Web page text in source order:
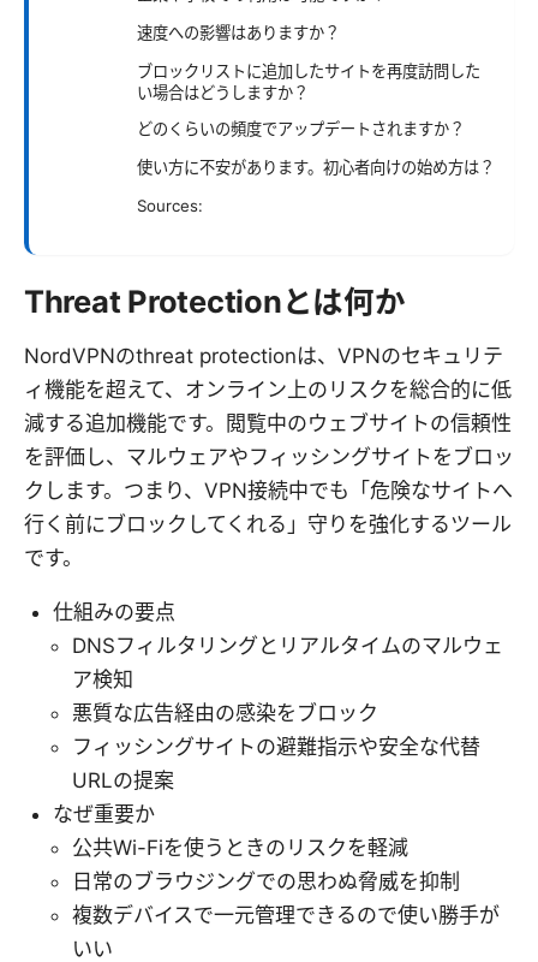
速度への影響はありますか？
ブロックリストに追加したサイトを再度訪問した
い場合はどうしますか？
どのくらいの頻度でアップデートされますか？
使い方に不安があります。初心者向けの始め方は？
Sources:
Threat Protectionとは何か
NordVPNのthreat protectionは、VPNのセキュリテ
ィ機能を超えて、オンライン上のリスクを総合的に低
減する追加機能です。閲覧中のウェブサイトの信頼性
を評価し、マルウェアやフィッシングサイトをブロッ
クします。つまり、VPN接続中でも「危険なサイトへ
行く前にブロックしてくれる」守りを強化するツール
です。
仕組みの要点
DNSフィルタリングとリアルタイムのマルウェ
ア検知
悪質な広告経由の感染をブロック
フィッシングサイトの避難指示や安全な代替
URLの提案
なぜ重要か
公共Wi-Fiを使うときのリスクを軽減
日常のブラウジングでの思わぬ脅威を抑制
複数デバイスで一元管理できるので使い勝手が
いい